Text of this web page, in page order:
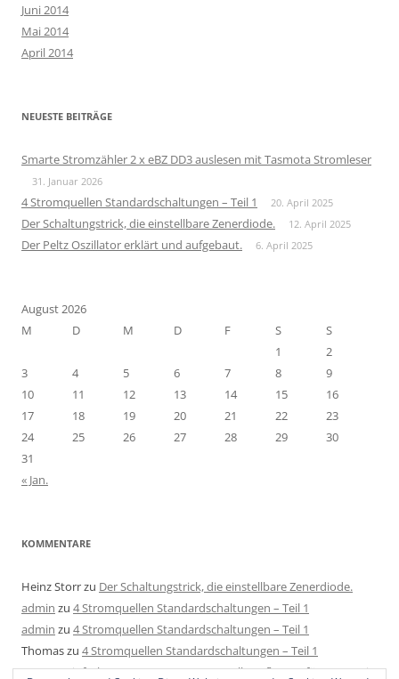
Juni 2014
Mai 2014
April 2014
NEUESTE BEITRÄGE
Smarte Stromzähler 2 x eBZ DD3 auslesen mit Tasmota Stromleser
31. Januar 2026
4 Stromquellen Standardschaltungen – Teil 1 20. April 2025
Der Schaltungstrick, die einstellbare Zenerdiode. 12. April 2025
Der Peltz Oszillator erklärt und aufgebaut. 6. April 2025
August 2026
M
D M D F S
S
1
2
3
4 5 6 7 8
9
10
11 12 13 14 15
16
17
18 19 20 21 22
23
24
25 26 27 28 29
30
31
« Jan.
KOMMENTARE
Heinz Storrzu Der Schaltungstrick, die einstellbare Zenerdiode.
admin zu 4 Stromquellen Standardschaltungen – Teil 1
admin zu 4 Stromquellen Standardschaltungen – Teil 1
Thomaszu 4 Stromquellen Standardschaltungen – Teil 1
MatszuEinfache LED Konstantstromquelle aufbauen für 4-40V mit